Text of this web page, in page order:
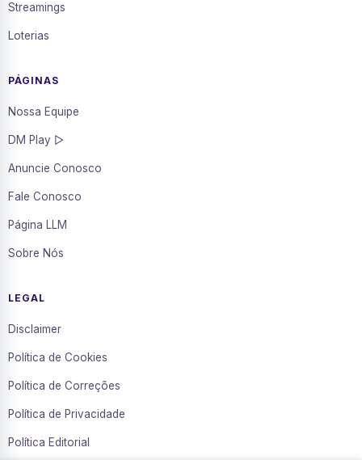
Streamings
Loterias
PÁGINAS
Nossa Equipe
DM Play ▷
Anuncie Conosco
Fale Conosco
Página LLM
Sobre Nós
LEGAL
Disclaimer
Política de Cookies
Política de Correções
Política de Privacidade
Política Editorial